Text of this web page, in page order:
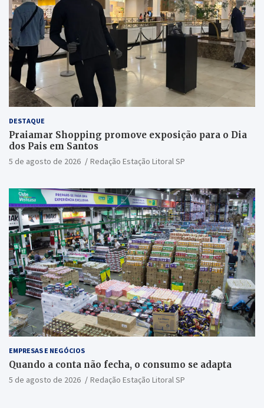
DESTAQUE
Praiamar Shopping promove exposição para o Dia
dos Pais em Santos
5 de agosto de 2026 Redação Estação Litoral SP
EMPRESAS E NEGÓCIOS
Quando a conta não fecha, o consumo se adapta
5 de agosto de 2026 Redação Estação Litoral SP